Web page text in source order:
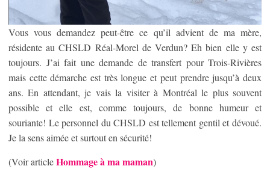
Vous vous demandez peut-être ce qu’il advient de ma mère,
résidente au CHSLD Réal-Morel de Verdun? Eh bien elle y est
toujours. J’ai fait une demande de transfert pour Trois-Rivières
mais cette démarche est très longue et peut prendre jusqu’à deux
ans. En attendant, je vais la visiter à Montréal le plus souvent
possible et elle est, comme toujours, de bonne humeur et
souriante! Le personnel du CHSLD est tellement gentil et dévoué.
Je la sens aimée et surtout en sécurité!
(Voir articleHommage à ma maman)